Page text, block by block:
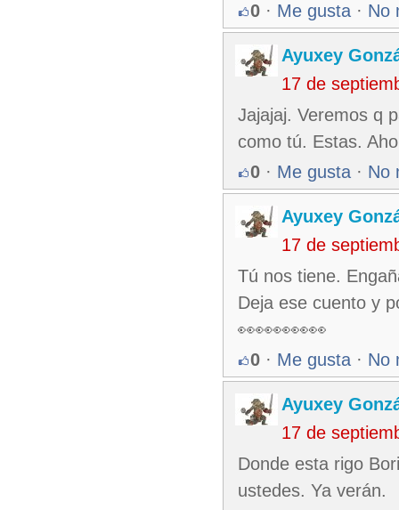
0 · Me gusta · No
Ayuxey
17 de
Jajajaj. Veremos q
como tú. Estas.
0 · Me gusta · No
Ayuxey
17 de
Tú nos tiene.
Deja ese cuento y
👀👀👀👀👀
0 · Me gusta · No
Ayuxey
17 de
Donde esta rigo
ustedes. Ya verán.